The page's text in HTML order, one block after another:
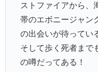
ストファイアから、
帯のエボニージャン
の出会いが待ってい
そして歩く死者ま
の噂だってある！